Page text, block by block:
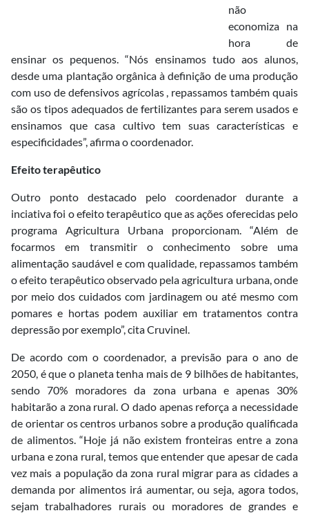
não
economiza na
hora de
ensinar os pequenos. “Nós ensinamos tudo aos alunos,
desde uma plantação orgânica à definição de uma produção
com uso de defensivos agrícolas , repassamos também quais
são os tipos adequados de fertilizantes para serem usados e
ensinamos que casa cultivo tem suas características e
especificidades”, afirma o coordenador.
Efeito terapêutico
Outro ponto destacado pelo coordenador durante a
inciativa foi o efeito terapêutico que as ações oferecidas pelo
programa Agricultura Urbana proporcionam. “Além de
focarmos em transmitir o conhecimento sobre uma
alimentação saudável e com qualidade, repassamos também
o efeito terapêutico observado pela agricultura urbana, onde
por meio dos cuidados com jardinagem ou até mesmo com
pomares e hortas podem auxiliar em tratamentos contra
depressão por exemplo”, cita Cruvinel.
De acordo com o coordenador, a previsão para o ano de
2050, é que o planeta tenha mais de 9 bilhões de habitantes,
sendo 70% moradores da zona urbana e apenas 30%
habitarão a zona rural. O dado apenas reforça a necessidade
de orientar os centros urbanos sobre a produção qualificada
de alimentos. “Hoje já não existem fronteiras entre a zona
urbana e zona rural, temos que entender que apesar de cada
vez mais a população da zona rural migrar para as cidades a
demanda por alimentos irá aumentar, ou seja, agora todos,
sejam trabalhadores rurais ou moradores de grandes e